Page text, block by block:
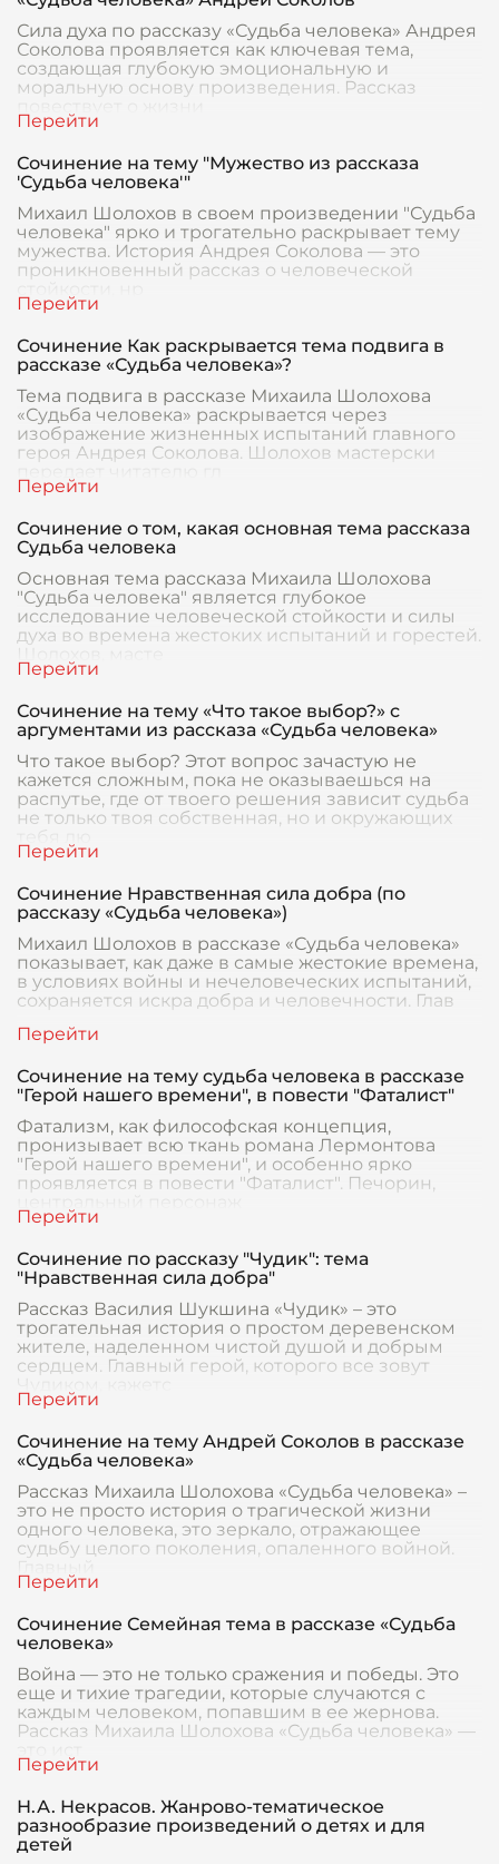
Сила духа по рассказу «Судьба человека» Андрея
Соколова проявляется как ключевая тема,
создающая глубокую эмоциональную и
моральную основу произведения. Рассказ
Сочинение на тему "Мужество из рассказа
'Судьба человека'"
Михаил Шолохов в своем произведении "Судьба
человека" ярко и трогательно раскрывает тему
мужества. История Андрея Соколова — это
проникновенный рассказ о человеческой
Сочинение Как раскрывается тема подвига в
рассказе «Судьба человека»?
Тема подвига в рассказе Михаила Шолохова
«Судьба человека» раскрывается через
изображение жизненных испытаний главного
героя Андрея Соколова. Шолохов мастерски
Сочинение о том, какая основная тема рассказа
Судьба человека
Основная тема рассказа Михаила Шолохова
"Судьба человека" является глубокое
исследование человеческой стойкости и силы
духа во времена жестоких испытаний и горестей.
Шолохов, масте
Сочинение на тему «Что такое выбор?» с
аргументами из рассказа «Судьба человека»
Что такое выбор? Этот вопрос зачастую не
кажется сложным, пока не оказываешься на
распутье, где от твоего решения зависит судьба
не только твоя собственная, но и окружающих
тебя лю
Сочинение Нравственная сила добра (по
рассказу «Судьба человека»)
Михаил Шолохов в рассказе «Судьба человека»
показывает, как даже в самые жестокие времена,
в условиях войны и нечеловеческих испытаний,
сохраняется искра добра и человечности. Глав
Сочинение на тему судьба человека в рассказе
"Герой нашего времени", в повести "Фаталист"
Фатализм, как философская концепция,
пронизывает всю ткань романа Лермонтова
"Герой нашего времени", и особенно ярко
проявляется в повести "Фаталист". Печорин,
Сочинение по рассказу "Чудик": тема
"Нравственная сила добра"
Рассказ Василия Шукшина «Чудик» – это
трогательная история о простом деревенском
жителе, наделенном чистой душой и добрым
сердцем. Главный герой, которого все зовут
Чудиком, кажетс
Сочинение на тему Андрей Соколов в рассказе
«Судьба человека»
Рассказ Михаила Шолохова «Судьба человека» –
это не просто история о трагической жизни
одного человека, это зеркало, отражающее
судьбу целого поколения, опаленного войной.
Главный
Сочинение Семейная тема в рассказе «Судьба
человека»
Война — это не только сражения и победы. Это
еще и тихие трагедии, которые случаются с
каждым человеком, попавшим в ее жернова.
Рассказ Михаила Шолохова «Судьба человека» —
Н.А. Некрасов. Жанрово-тематическое
разнообразие произведений о детях и для
детей